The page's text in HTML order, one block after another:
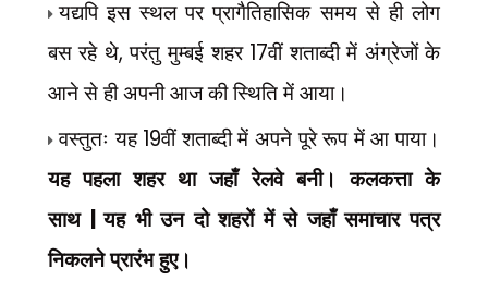
यद्यपि इस स्थल पर प्रागैतिहासिक समय से ही लोग
बस रहे थे,परंतु मुम्बई शहर 17वीं शताब्दी में अंग्रेजों के
आने से ही अपनी आज की स्थिति में आया।
वस्तुतः यह 19वीं शताब्दी में अपने पूरे रूप में आ पाया।
यह पहला शहर था जहाँ रेलवे बनी। कलकत्ता के
साथ
|यह भी उन दो शहरों में से जहाँ समाचार पत्र
निकलने प्रारंभ हुए।